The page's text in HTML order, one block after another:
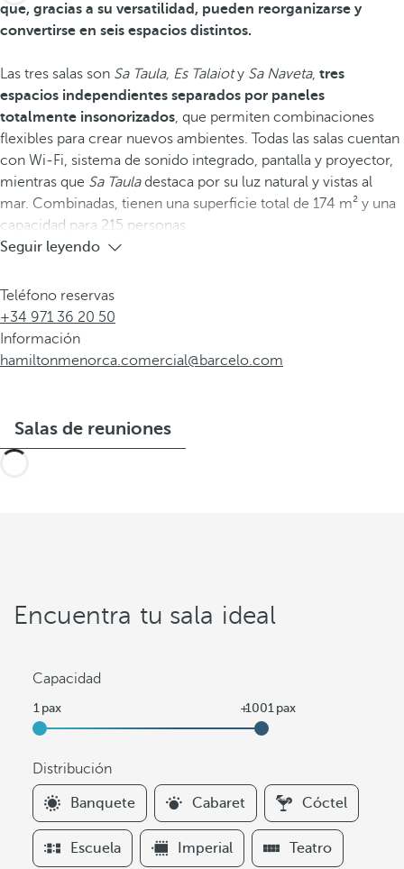
que, gracias a su versatilidad, pueden reorganizarse y
convertirse en seis espacios distintos.
Las tres salas son Sa Taula, Es Talaioty Sa Naveta, tres
espacios independientes separados por paneles
totalmente insonorizados, que permiten combinaciones
flexibles para crear nuevos ambientes. Todas las salas cuentan
con Wi-Fi, sistema de sonido integrado, pantalla y proyector,
mientras que Sa Tauladestaca por su luz natural y vistas al
mar. Combinadas, tienen una superficie total de 174 m² y una
capacidad para 215 personas.
Seguir leyendo
Teléfono reservas
+34 971 36 20 50
Información
hamiltonmenorca.comercial@barcelo.com
Salas de reuniones
Encuentra tu sala ideal
Capacidad
Distribución
F
i
l
t
Banquete Cabaret Cóctel
Escuela Imperial Teatro